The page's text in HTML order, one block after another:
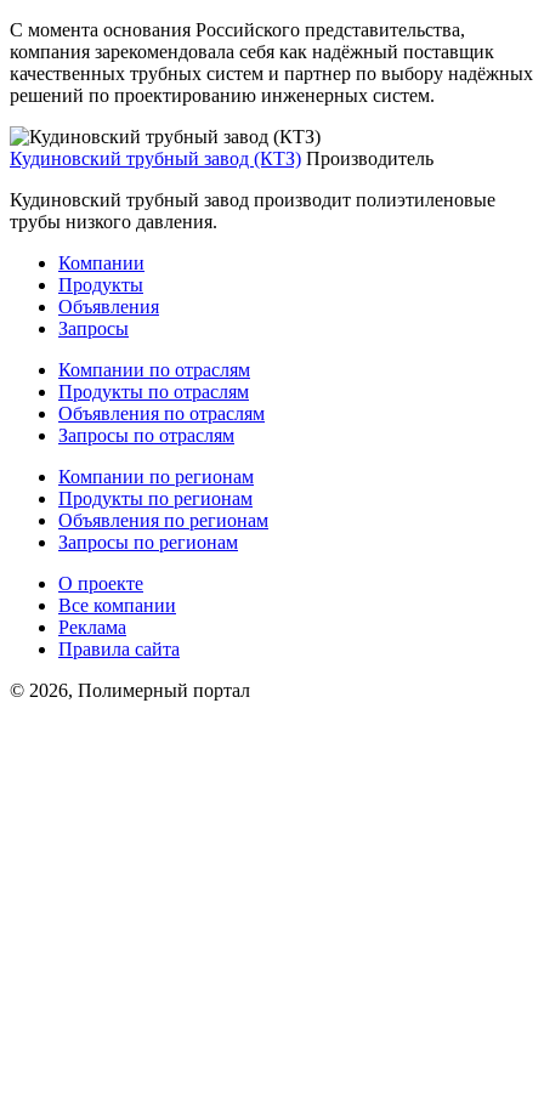
С момента основания Российского представительства,
компания зарекомендовала себя как надёжный поставщик
качественных трубных систем и партнер по выбору надёжных
решений по проектированию инженерных систем.
Кудиновский трубный завод (КТЗ) Производитель
Кудиновский трубный завод производит полиэтиленовые
трубы низкого давления.
Компании
Продукты
Объявления
Запросы
Компании по отраслям
Продукты по отраслям
Объявления по отраслям
Запросы по отраслям
Компании по регионам
Продукты по регионам
Объявления по регионам
Запросы по регионам
О проекте
Все компании
Реклама
Правила сайта
© 2026, Полимерный портал